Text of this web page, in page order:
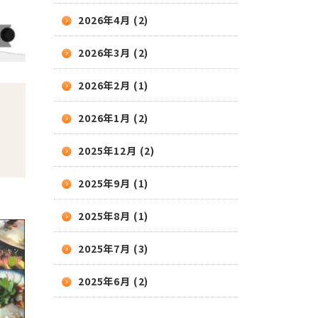
2026年4月 (2)
2026年3月 (2)
2026年2月 (1)
2026年1月 (2)
2025年12月 (2)
2025年9月 (1)
2025年8月 (1)
2025年7月 (3)
2025年6月 (2)